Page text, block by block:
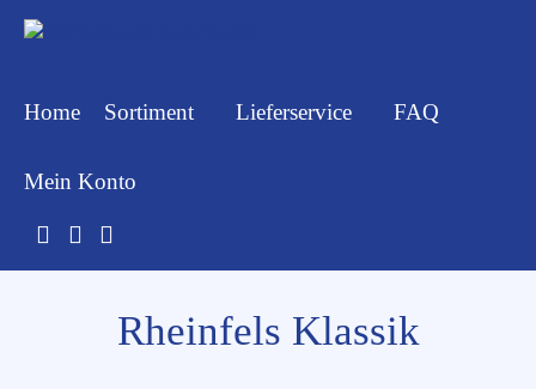
Home Sortiment Lieferservice FAQ
Mein Konto
Rheinfels Klassik